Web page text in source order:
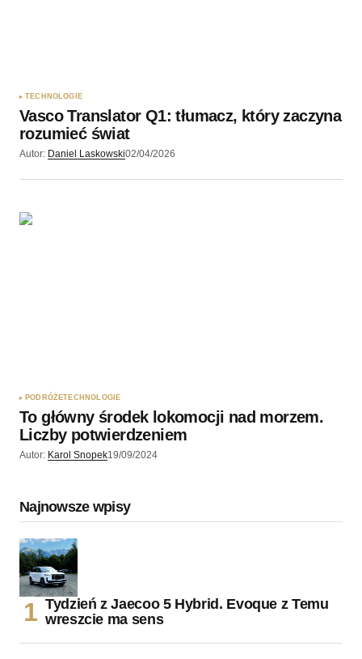
TECHNOLOGIE
Vasco Translator Q1: tłumacz, który zaczyna
rozumieć świat
Autor: Daniel Laskowski02/04/2026
PODRÓŻETECHNOLOGIE
To główny środek lokomocji nad morzem.
Liczby potwierdzeniem
Autor: Karol Snopek19/09/2024
Najnowsze wpisy
Tydzień z Jaecoo 5 Hybrid. Evoque z Temu
wreszcie ma sens